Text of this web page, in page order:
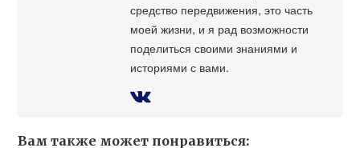
средство передвижения, это часть
моей жизни, и я рад возможности
поделиться своими знаниями и
историями с вами.
Вам также может понравиться: